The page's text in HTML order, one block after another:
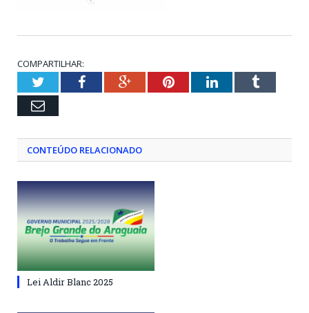
COMPARTILHAR:
TwitterFacebookGoogle+PinterestLinkedInTumblr
Email
CONTEÚDO RELACIONADO
Lei Aldir Blanc 2025